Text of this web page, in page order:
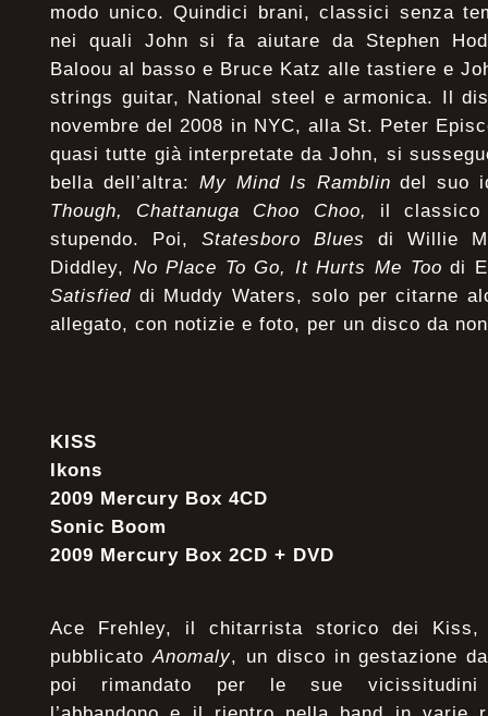
modo unico. Quindici brani, classici senza
nei quali John si fa aiutare da Stephen
Baloou al basso e Bruce Katz alle tastiere e
strings guitar, National steel e armonica. Il
novembre del 2008 in NYC, alla St. Peter
quasi tutte già interpretate da John, si
bella dell’altra: My Mind Is Ramblindel suo
Though, Chattanuga Choo Choo,
il classico
stupendo. Poi, Statesboro Blues di Willie
Diddley, No Place To Go, It Hurts Me Toodi
Satisfied di Muddy Waters, solo per citarne
allegato, con notizie e foto, per un disco da
KISS
Ikons
2009 Mercury Box 4CD
Sonic Boom
2009 Mercury Box 2CD + DVD
Ace Frehley, il chitarrista storico dei Kiss,
pubblicatoAnomaly, un disco in gestazione
poi rimandato per le sue vicissitudini